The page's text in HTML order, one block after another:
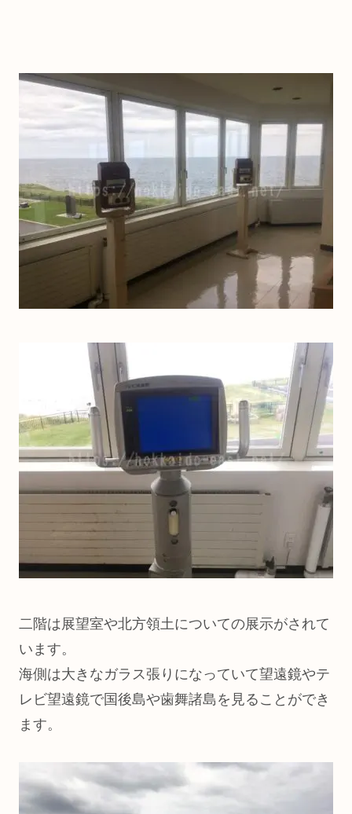
二階は展望室や北方領土についての展示がされて
います。
海側は大きなガラス張りになっていて望遠鏡やテ
レビ望遠鏡で国後島や歯舞諸島を見ることができ
ます。